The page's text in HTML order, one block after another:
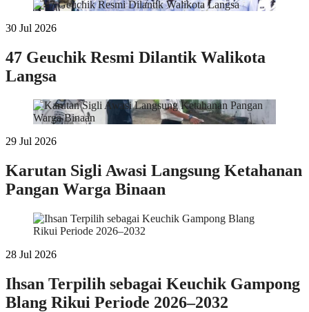
30 Jul 2026
47 Geuchik Resmi Dilantik Walikota
Langsa
29 Jul 2026
Karutan Sigli Awasi Langsung Ketahanan
Pangan Warga Binaan
28 Jul 2026
Ihsan Terpilih sebagai Keuchik Gampong
Blang Rikui Periode 2026–2032